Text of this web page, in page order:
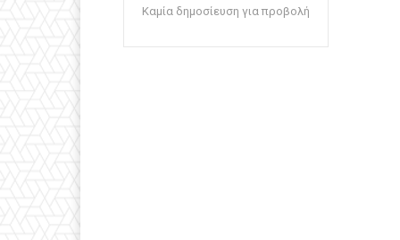
Καμία δημοσίευση για προβολή